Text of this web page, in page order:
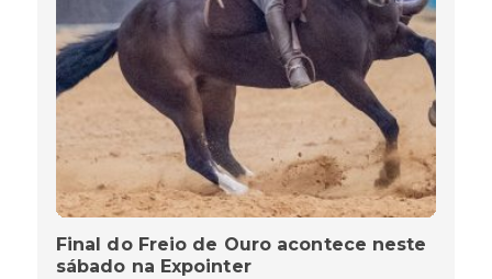
Final do Freio de Ouro acontece neste
sábado na Expointer